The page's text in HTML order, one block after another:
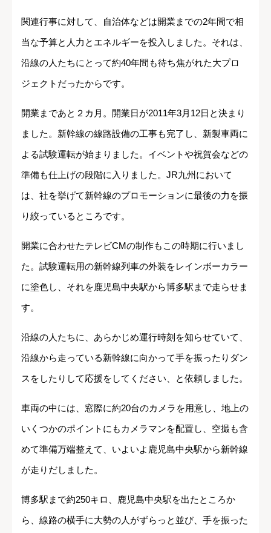
関連行事に対して、自治体などは開業までの2年間で相
当な予算と人力とエネルギーを投入しました。それは、
沿線の人たちにとって約40年間も待ち焦がれた大プロ
ジェクトだったからです。
開業まであと２カ月。開業日が2011年3月12日と決まり
ました。新幹線の線路設備の工事も完了し、新製車両に
よる試験運転が始まりました。イベントや祝賀会などの
準備も仕上げの段階に入りました。JR九州において
は、社を挙げて新幹線のプロモーションに最後の力を振
り絞っているところです。
開業に合わせたテレビCMの制作もこの時期に行いまし
た。試験運転用の新幹線列車の外装をレインボーカラー
に塗色し、それを鹿児島中央駅から博多駅まで走らせま
す。
沿線の人たちに、あらかじめ運行時刻を知らせていて、
沿線から走っている新幹線に向かって手を振ったりダン
スをしたりして応援をしてください、と依頼しました。
車両の中には、窓際に約20台のカメラを用意し、地上の
いくつかのポイントにもカメラマンを配置し、空撮も含
めて準備万端整えて、いよいよ鹿児島中央駅から新幹線
が走りだしました。
博多駅まで約250キロ、鹿児島中央駅を出たところか
ら、線路の横手に大勢の人がずらっと並び、手を振った